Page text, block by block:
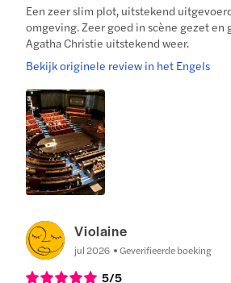
Een zeer slim plot, uitstekend
omgeving. Zeer goed in scène gezet en
Agatha Christie uitstekend weer.
Bekijk originele review in het Engels
Violaine
jul 2026 Geverifieerde boeking
5/5